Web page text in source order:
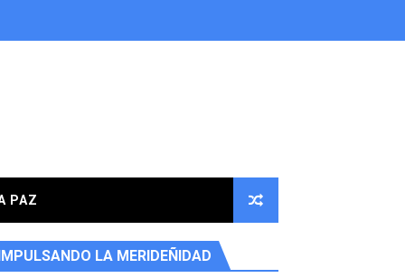
PAZ
IMPULSANDO LA MERIDEÑIDAD